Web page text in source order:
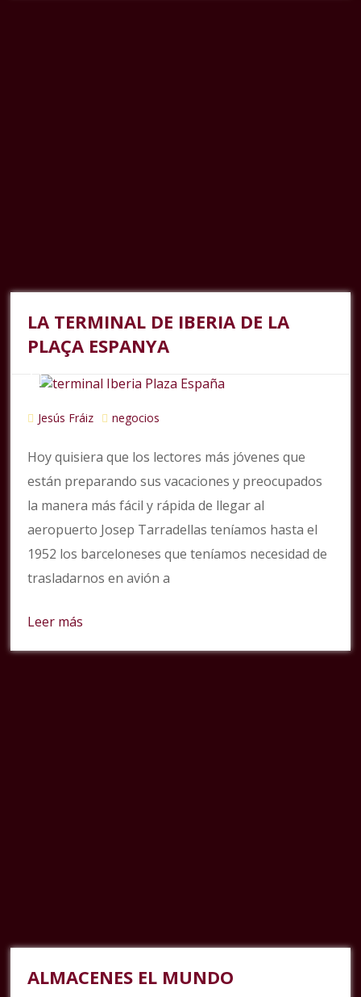
LA TERMINAL DE IBERIA DE LA
PLAÇA ESPANYA
Jesús Fráiz negocios
Hoy quisiera que los lectores más jóvenes que
están preparando sus vacaciones y preocupados
la manera más fácil y rápida de llegar al
aeropuerto Josep Tarradellas teníamos hasta el
1952 los barceloneses que teníamos necesidad de
trasladarnos en avión a
Leer más
ALMACENES EL MUNDO